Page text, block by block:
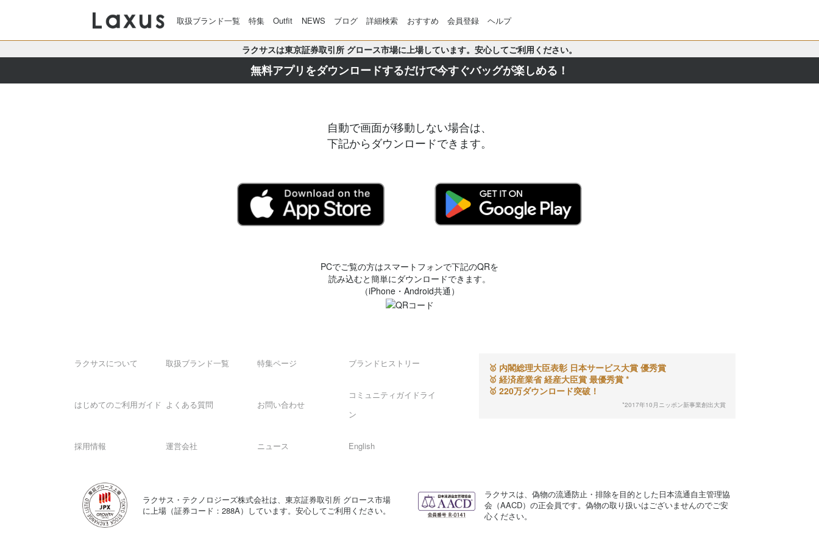
取扱ブランド一覧 特集 Outfit NEWS ブログ 詳細検索 おすすめ 会員登録 ヘルプ
ラクサスは東京証券取引所 グロース市場に上場しています。安心してご利用ください。
無料アプリをダウンロードするだけで今すぐバッグが楽しめる！
自動で画面が移動しない場合は、
下記からダウンロードできます。
PCでご覧の方はスマートフォンで下記のQRを
読み込むと簡単にダウンロードできます。
（iPhone・Android共通）
ラクサスについて 取扱ブランド一覧 特集ページ ブランドヒストリー
はじめてのご利用ガイド よくある質問 お問い合わせ
コミュニティガイドライ
ン
採用情報 運営会社 ニュース English
🥇 内閣総理大臣表彰 日本サービス大賞 優秀賞
🥇 経済産業省 経産大臣賞 最優秀賞 *
🥇 220万ダウンロード突破！
*2017年10月ニッポン新事業創出大賞
ラクサス・テクノロジーズ株式会社は、東京証券取引所 グロース市場
に上場（証券コード：288A）しています。安心してご利用ください。
ラクサスは、偽物の流通防止・排除を目的とした日本流通自主管理協
会（AACD）の正会員です。偽物の取り扱いはございませんのでご安
心ください。